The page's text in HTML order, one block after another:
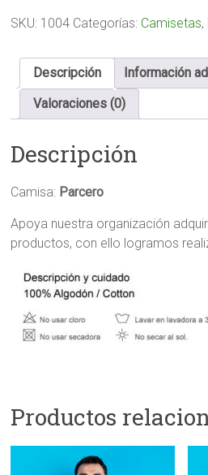
SKU: 1004 Categorías: Camisetas,
Descripción
Información
Valoraciones (0)
Descripción
Camisa: Parcero
Apoya nuestra organización
productos, con ello logramos
Productos